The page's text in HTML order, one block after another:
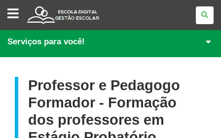
GESTÃO
ESCOLAR
Serviços para você!
Professor e Pedagogo
Formador - Formação
dos professores em